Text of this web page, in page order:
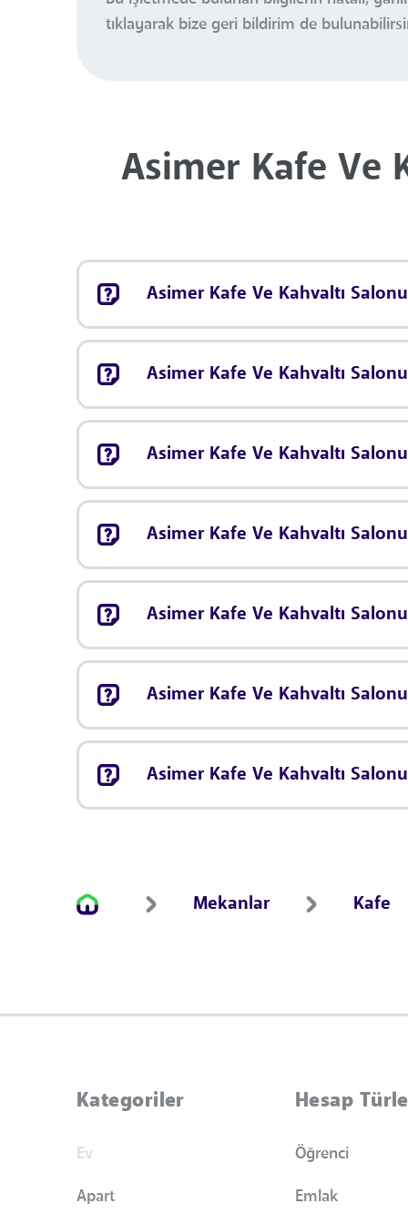
tıklayarak bize geri bildirim de
Asimer Kafe Ve
Asimer Kafe Ve Kahvaltı
Asimer Kafe Ve Kahvaltı
Asimer Kafe Ve Kahvaltı
Asimer Kafe Ve Kahvaltı
Asimer Kafe Ve Kahvaltı
Asimer Kafe Ve Kahvaltı
Asimer Kafe Ve Kahvaltı
Mekanlar Kafe
Kategoriler
Ev
Apart
Hesap
Öğrenci
Emlak